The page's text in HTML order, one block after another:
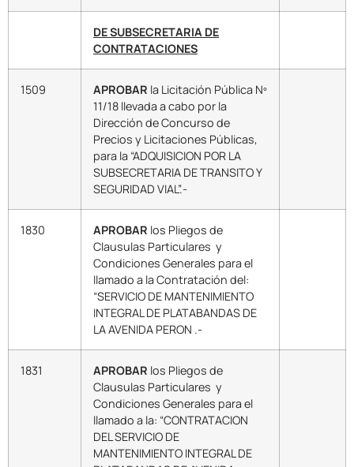
DE SUBSECRETARIA DE
CONTRATACIONES
1509 APROBAR la Licitación Pública Nº
11/18 llevada a cabo por la
Dirección de Concurso de
Precios y Licitaciones Públicas,
para la “ADQUISICION POR LA
SUBSECRETARIA DE TRANSITO Y
SEGURIDAD VIAL”.-
1830 APROBAR los Pliegos de
Clausulas Particulares y
Condiciones Generales para el
llamado a la Contratación del:
“SERVICIO DE MANTENIMIENTO
INTEGRAL DE PLATABANDAS DE
LA AVENIDA PERON .-
1831 APROBAR los Pliegos de
Clausulas Particulares y
Condiciones Generales para el
llamado a la: “CONTRATACION
DEL SERVICIO DE
MANTENIMIENTO INTEGRAL DE